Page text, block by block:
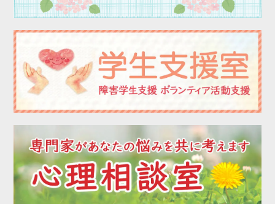
2022年12月
2022年09月
2022年08月
2022年05月
2022年04月
2022年03月
2022年02月